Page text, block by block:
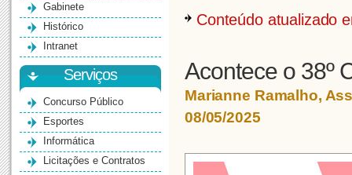
Gabinete
Histórico
Intranet
Serviços
Concurso Público
Esportes
Informática
Licitações e Contratos
Conteúdo atualizado
Acontece o 38º
Marianne Ramalho,
08/05/2025